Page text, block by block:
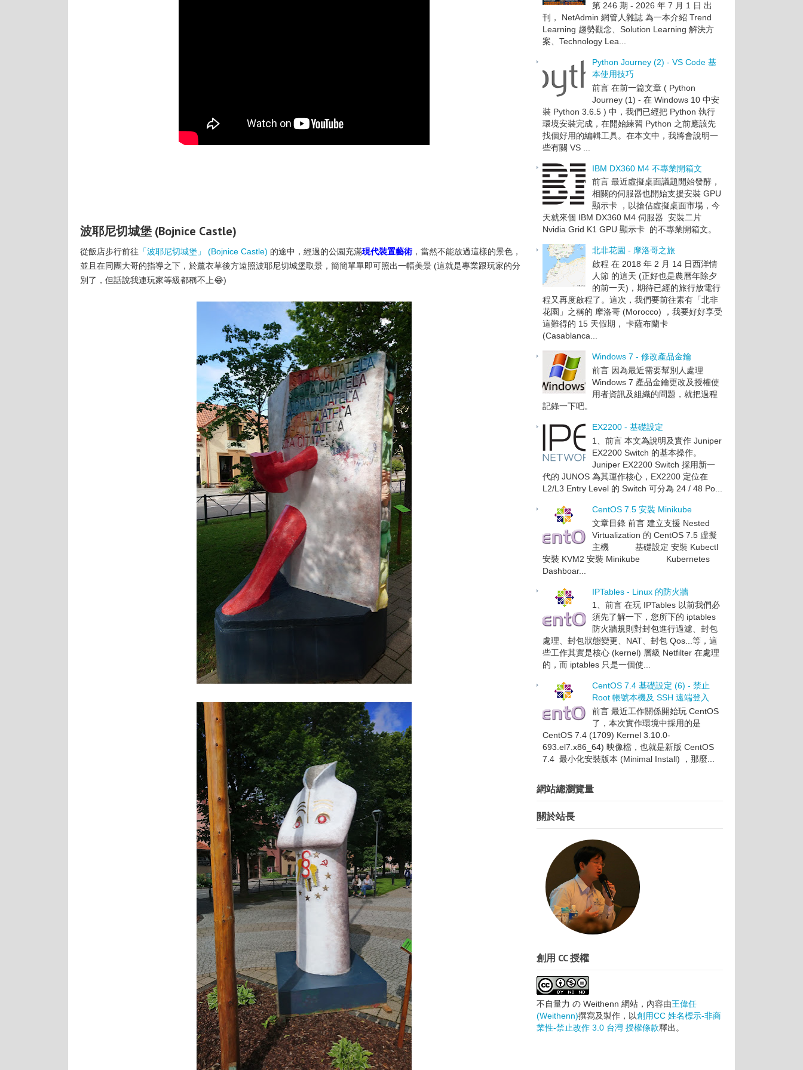
波耶尼切城堡 (Bojnice Castle)
從飯店步行前往 「波耶尼切城堡」 (Bojnice Castle) 的途中，經過的公園充滿現代裝置藝術 ，當然不能放過這樣的景色，
並且在同團大哥的指導之下，於薰衣草後方遠照波耶尼切城堡取景，簡簡單單即可照出一幅美景 (這就是專業跟玩家的分
別了，但話說我連玩家等級都稱不上😂)
第 246 期 - 2026 年 7 月 1 日 出
刊， NetAdmin 網管人雜誌 為一本介紹 Trend
Learning 趨勢觀念、Solution Learning 解決方
案、Technology Lea...
Python Journey (2) - VS Code 基
本使用技巧
前言 在前一篇文章 ( Python
Journey (1) - 在 Windows 10 中安
裝 Python 3.6.5 ) 中，我們已經把 Python 執行
環境安裝完成，在開始練習 Python 之前應該先
找個好用的編輯工具。在本文中，我將會說明一
些有關 VS ...
IBM DX360 M4 不專業開箱文
前言 最近虛擬桌面議題開始發酵，
相關的伺服器也開始支援安裝 GPU
顯示卡 ，以搶佔虛擬桌面市場，今
天就來個 IBM DX360 M4 伺服器 安裝二片
Nvidia Grid K1 GPU 顯示卡 的不專業開箱文。
北非花園 - 摩洛哥之旅
啟程 在 2018 年 2 月 14 日西洋情
人節 的這天 (正好也是農曆年除夕
的前一天)，期待已經的旅行放電行
程又再度啟程了。這次，我們要前往素有「北非
花園」之稱的 摩洛哥 (Morocco) ，我要好好享受
這難得的 15 天假期， 卡薩布蘭卡
(Casablanca...
Windows 7 - 修改產品金鑰
前言 因為最近需要幫別人處理
Windows 7 產品金鑰更改及授權使
用者資訊及組織的問題，就把過程
記錄一下吧。
EX2200 - 基礎設定
1、前言 本文為說明及實作 Juniper
EX2200 Switch 的基本操作。
Juniper EX2200 Switch 採用新一
代的 JUNOS 為其運作核心，EX2200 定位在
L2/L3 Entry Level 的 Switch 可分為 24 / 48 Po...
CentOS 7.5 安裝 Minikube
文章目錄 前言 建立支援 Nested
Virtualization 的 CentOS 7.5 虛擬
主機 基礎設定 安裝 Kubectl
安裝 KVM2 安裝 Minikube Kubernetes
Dashboar...
IPTables - Linux 的防火牆
1、前言 在玩 IPTables 以前我們必
須先了解一下，您所下的 iptables
防火牆規則對封包進行過濾、封包
處理、封包狀態變更、NAT、封包 Qos...等，這
些工作其實是核心 (kernel) 層級 Netfilter 在處理
的，而 iptables 只是一個使...
CentOS 7.4 基礎設定 (6) - 禁止
Root 帳號本機及 SSH 遠端登入
前言 最近工作關係開始玩 CentOS
了，本次實作環境中採用的是
CentOS 7.4 (1709) Kernel 3.10.0-
693.el7.x86_64) 映像檔，也就是新版 CentOS
7.4 最小化安裝版本 (Minimal Install) ，那麼...
網站總瀏覽量
關於站長
創用 CC 授權
不自量力 の Weithenn 網站 ，內容由王偉任
(Weithenn)撰寫及製作，以創用CC 姓名標示-非商
業性-禁止改作 3.0 台灣 授權條款釋出。